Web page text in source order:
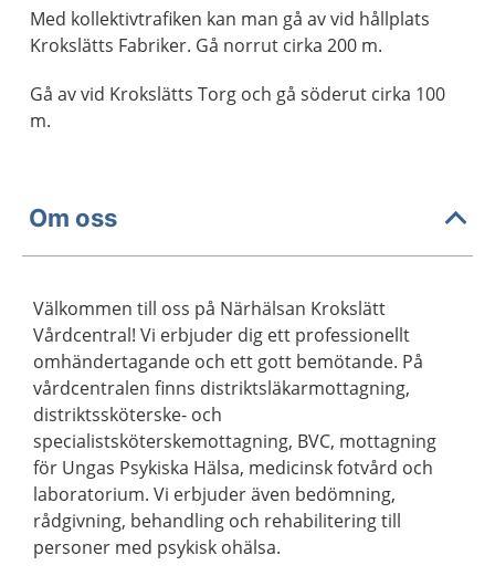
Med kollektivtrafiken kan man gå av vid hållplats
Krokslätts Fabriker. Gå norrut cirka 200 m.
Gå av vid Krokslätts Torg och gå söderut cirka 100
m.
Om oss
Välkommen till oss på Närhälsan Krokslätt
Vårdcentral! Vi erbjuder dig ett professionellt
omhändertagande och ett gott bemötande. På
vårdcentralen finns distriktsläkarmottagning,
distriktssköterske- och
specialistsköterskemottagning, BVC, mottagning
för Ungas Psykiska Hälsa, medicinsk fotvård och
laboratorium. Vi erbjuder även bedömning,
rådgivning, behandling och rehabilitering till
personer med psykisk ohälsa.